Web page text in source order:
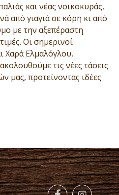
και νέας νοικοκυράς,
από γιαγιά σε κόρη κι από
με την αξεπέραστη
Οι σημερινοί
Χαρά Ελμαλόγλου,
τις νέες τάσεις
μας, προτείνοντας ιδέες